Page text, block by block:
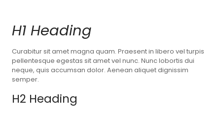
H1 Heading
Curabitur sit amet magna quam. Praesent in libero vel turpis
pellentesque egestas sit amet vel nunc. Nunc lobortis dui
neque, quis accumsan dolor. Aenean aliquet dignissim
semper.
H2 Heading